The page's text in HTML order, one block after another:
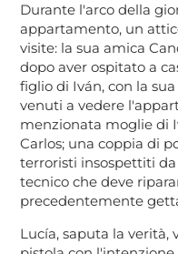
Durante l'arco della
appartamento, un
visite: la sua amica
dopo aver ospitato a
figlio di Iván, con la
venuti a vedere
menzionata moglie di
Carlos; una coppia di
terroristi insospettiti
tecnico che deve
precedentemente
Lucía, saputa la verità,